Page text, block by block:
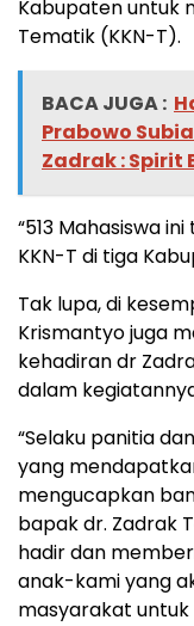
Kabupaten untuk
Tematik (KKN-T).
BACA JUGA :
Prabowo
Zadrak : Spirit
“513 Mahasiswa
KKN-T di tiga
Tak lupa, di
Krismantyo juga
kehadiran dr
dalam
“Selaku panitia
yang
mengucapkan
bapak dr. Zadrak
hadir dan
anak-kami yang
masyarakat untuk